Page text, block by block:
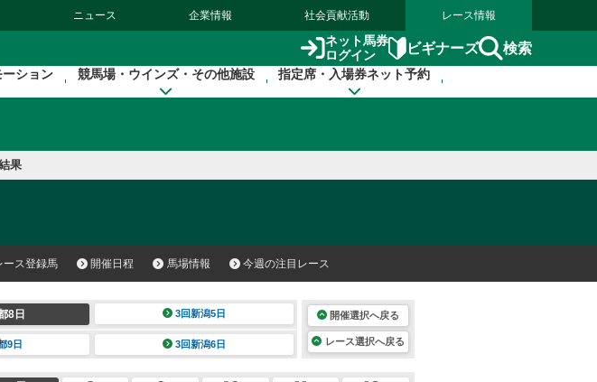
ニュース 企業情報 社会貢献活動 レース情報
ネット馬券
ログイン
ビギナーズ 検索
ション 競馬場・ウインズ・その他施設 指定席・入場券ネット予約
果
ース登録馬 開催日程 馬場情報 今週の注目レース
8日 3回新潟5日
9日 3回新潟6日
開催選択へ戻る
レース選択へ戻る